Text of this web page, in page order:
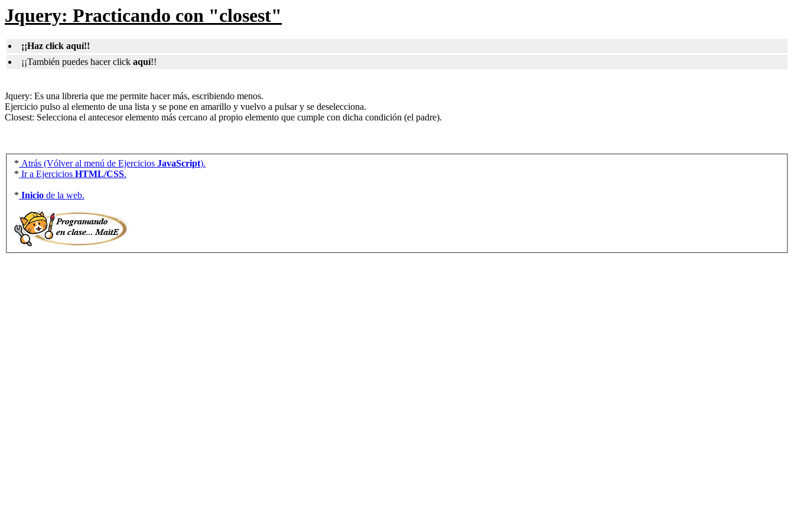
Jquery: Practicando con "closest"
¡¡Haz click aquí!!
¡¡También puedes hacer click aquí!!
Jquery: Es una libreria que me permite hacer más, escribiendo menos.
Ejercicio pulso al elemento de una lista y se pone en amarillo y vuelvo a pulsar y se deselecciona.
Closest: Selecciona el antecesor elemento más cercano al propio elemento que cumple con dicha condición (el padre).
* Atrás (Vólver al menú de Ejercicios JavaScript).
* Ir a Ejercicios HTML/CSS.
* Inicio de la web.